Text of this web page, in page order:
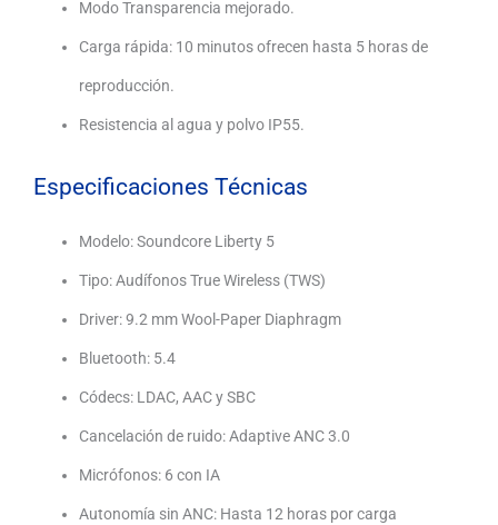
Modo Transparencia mejorado.
Carga rápida: 10 minutos ofrecen hasta 5 horas de
reproducción.
Resistencia al agua y polvo IP55.
Especificaciones Técnicas
Modelo: Soundcore Liberty 5
Tipo: Audífonos True Wireless (TWS)
Driver: 9.2 mm Wool-Paper Diaphragm
Bluetooth: 5.4
Códecs: LDAC, AAC y SBC
Cancelación de ruido: Adaptive ANC 3.0
Micrófonos: 6 con IA
Autonomía sin ANC: Hasta 12 horas por carga